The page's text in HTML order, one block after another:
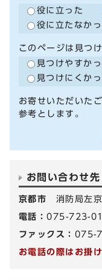
役に立った
役に立たなか
このページは見つ
見つけやすか
見つけにくか
お寄せいただいた
参考とします。
お問い合わせ先
京都市 消防局左
電話：075-723-
ファックス： 075-
お電話の際はお掛